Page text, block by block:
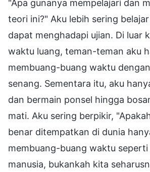
"Apa gunanya mempelajari dan
teori ini?" Aku lebih sering
dapat menghadapi ujian. Di luar
waktu luang, teman-teman aku
membuang-buang waktu
senang. Sementara itu, aku
dan bermain ponsel hingga
mati. Aku sering berpikir,
benar ditempatkan di dunia
membuang-buang waktu seperti
manusia, bukankah kita